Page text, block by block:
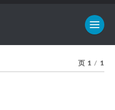
页 1 / 1